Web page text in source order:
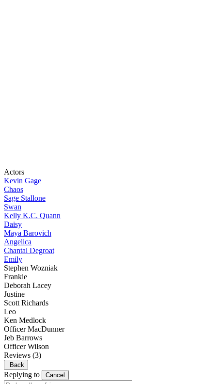
Actors
Kevin Gage
Chaos
Sage Stallone
Swan
Kelly K.C. Quann
Daisy
Maya Barovich
Angelica
Chantal Degroat
Emily
Stephen Wozniak
Frankie
Deborah Lacey
Justine
Scott Richards
Leo
Ken Medlock
Officer MacDunner
Jeb Barrows
Officer Wilson
Reviews (3)
Back
Replying to Cancel